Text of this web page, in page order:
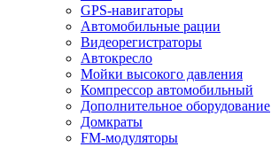
GPS-навигаторы
Автомобильные рации
Видеорегистраторы
Автокресло
Мойки высокого давления
Компрессор автомобильный
Дополнительное оборудование
Домкраты
FM-модуляторы